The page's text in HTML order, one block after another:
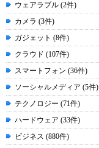
ウェアラブル (2件)
カメラ (3件)
ガジェット (8件)
クラウド (107件)
スマートフォン (36件)
ソーシャルメディア (5件)
テクノロジー (71件)
ハードウェア (33件)
ビジネス (880件)